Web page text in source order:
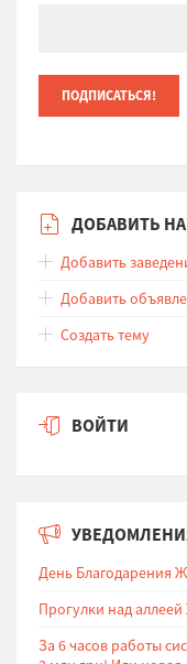
ДОБАВИТЬ
Добавить
Добавить
Создать тему
ВОЙТИ
День Благодарения
Прогулки над
За 6 часов работы